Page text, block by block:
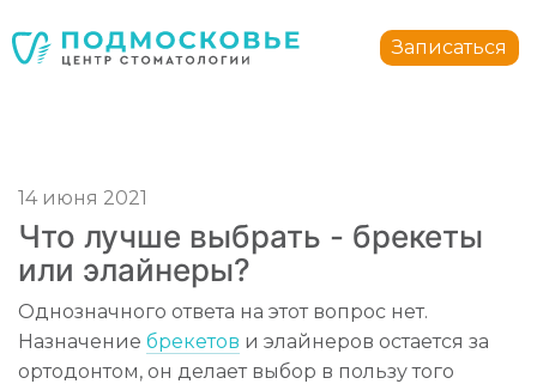
150040 ,Россия ,Ярославская область , Ярославль,ул.
Записаться
14 июня 2021
Что лучше выбрать - брекеты
или элайнеры?
Стоматология Подмосковье
150040 ,Россия ,Ярославская область ,Ярославль
+7 4852 74-45-45 mail@mc-podmoskovie.ru
Стоматология Подмосковье
150040 ,Россия ,Ярославская область ,Ярославль
+7 4852 74-45-45 mail@mc-podmoskovie.ru
Однозначного ответа на этот вопрос нет.
Назначение брекетов и элайнеров остается за
ортодонтом, он делает выбор в пользу того